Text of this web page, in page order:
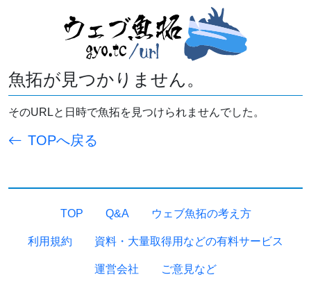
魚拓が見つかりません。
そのURLと日時で魚拓を見つけられませんでした。
TOPへ戻る
TOP Q&A ウェブ魚拓の考え方
利用規約 資料・大量取得用などの有料サービス
運営会社 ご意見など